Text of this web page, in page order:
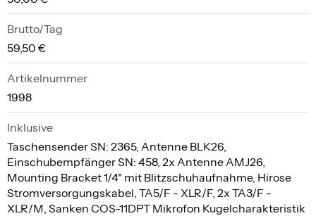
Brutto/Tag
59,50 €
Artikelnummer
1998
Inklusive
Taschensender SN: 2365, Antenne BLK26,
Einschubempfänger SN: 458, 2x Antenne AMJ26,
Mounting Bracket 1/4" mit Blitzschuhaufnahme, Hirose
Stromversorgungskabel, TA5/F - XLR/F, 2x TA3/F -
XLR/M, Sanken COS-11DPT Mikrofon Kugelcharakteristik